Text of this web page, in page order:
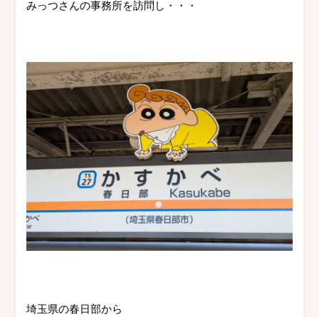
みっつさんの事務所を訪問し・・・
埼玉県の春日部から